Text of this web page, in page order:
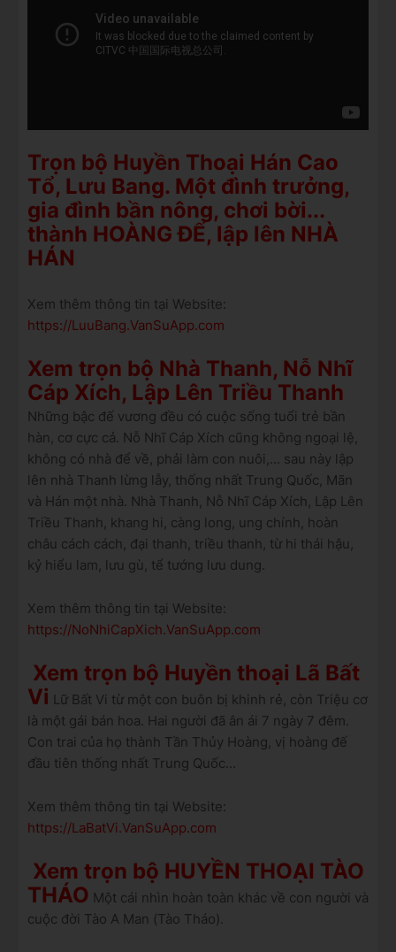
Trọn bộ Huyền Thoại Hán Cao
Tổ, Lưu Bang. Một đình trưởng,
gia đình bần nông, chơi bời...
thành HOÀNG ĐẾ, lập lên NHÀ
HÁN
Xem thêm thông tin tại Website:
https://LuuBang.VanSuApp.com
Xem trọn bộ Nhà Thanh, Nỗ Nhĩ
Cáp Xích, Lập Lên Triều Thanh
Những bậc đế vương đều có cuộc sống tuổi trẻ bần
hàn, cơ cực cả. Nỗ Nhĩ Cáp Xích cũng không ngoại lệ,
không có nhà để về, phải làm con nuôi,... sau này lập
lên nhà Thanh lừng lẫy, thống nhất Trung Quốc, Mãn
và Hán một nhà. Nhà Thanh, Nỗ Nhĩ Cáp Xích, Lập Lên
Triều Thanh, khang hi, càng long, ung chính, hoàn
châu cách cách, đại thanh, triều thanh, từ hi thái hậu,
kỷ hiểu lam, lưu gù, tể tướng lưu dung.
Xem thêm thông tin tại Website:
https://NoNhiCapXich.VanSuApp.com
Xem trọn bộ Huyền thoại Lã Bất
Vi Lữ Bất Vi từ một con buôn bị khinh rẻ, còn Triệu cơ
là một gái bán hoa. Hai người đã ân ái 7 ngày 7 đêm.
Con trai của họ thành Tần Thủy Hoàng, vị hoàng đế
đầu tiên thống nhất Trung Quốc...
Xem thêm thông tin tại Website:
https://LaBatVi.VanSuApp.com
Xem trọn bộ HUYỀN THOẠI TÀO
THÁO Một cái nhìn hoàn toàn khác về con người và
cuộc đời Tào A Man (Tào Tháo).